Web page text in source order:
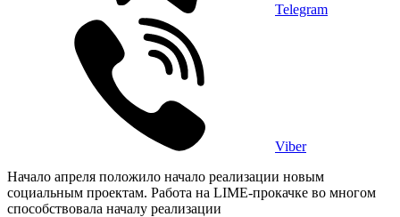
Telegram
Viber
Начало апреля положило начало реализации новым
социальным проектам. Работа на LIME-прокачке во многом
способствовала началу реализации